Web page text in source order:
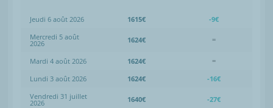
Jeudi 6 août 2026 1615€
-9€
Mercredi 5 août
2026 1624€ =
Mardi 4 août 2026 1624€
=
Lundi 3 août 2026
1624€
-16€
Vendredi 31 juillet
2026 1640€ -27€